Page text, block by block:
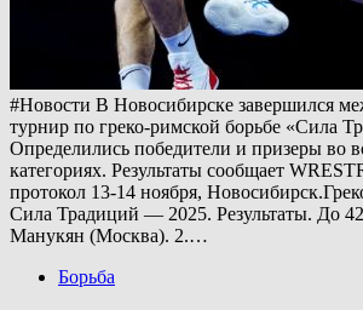
#Новости В Новосибирске завершился
турнир по греко-римской борьбе «Сила
Определились победители и призеры во
категориях. Результаты сообщает
протокол 13-14 ноября,
Сила Традиций — 2025. Результаты. До
Манукян (Москва). 2.…
Борьба